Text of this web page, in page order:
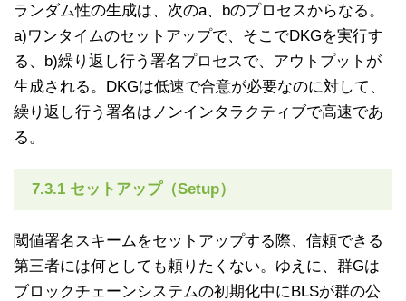
ランダム性の生成は、次のa、bのプロセスからなる。
a)ワンタイムのセットアップで、そこでDKGを実行す
る、b)繰り返し行う署名プロセスで、アウトプットが
生成される。DKGは低速で合意が必要なのに対して、
繰り返し行う署名はノンインタラクティブで高速であ
る。
7.3.1 セットアップ（Setup）
閾値署名スキームをセットアップする際、信頼できる
第三者には何としても頼りたくない。ゆえに、群Gは
ブロックチェーンシステムの初期化中にBLSが群の公